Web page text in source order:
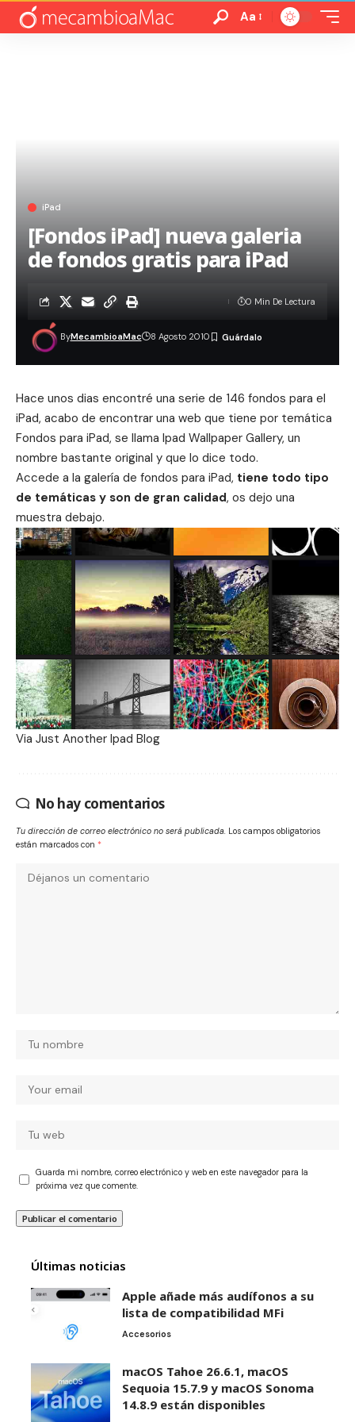
Aa
iPad
[Fondos iPad] nueva galeria
de fondos gratis para iPad
ByMecambioaMac 8 Agosto 2010
0 Min De Lectura
Hace unos dias encontré una serie de 146 fondos para el
iPad, acabo de encontrar una web que tiene por temática
Fondos para iPad, se llama Ipad Wallpaper Gallery, un
nombre bastante original y que lo dice todo.
Accede a la galería de fondos para iPad, tiene todo tipo
de temáticas y son de gran calidad, os dejo una
muestra debajo.
Via Just Another Ipad Blog
No hay comentarios
Tu dirección de correo electrónico no será publicada. Los campos obligatorios
están marcados con *
Guarda mi nombre, correo electrónico y web en este navegador para la
próxima vez que comente.
Últimas noticias
Apple añade más audífonos a su
lista de compatibilidad MFi
Accesorios
macOS Tahoe 26.6.1, macOS
Sequoia 15.7.9 y macOS Sonoma
14.8.9 están disponibles